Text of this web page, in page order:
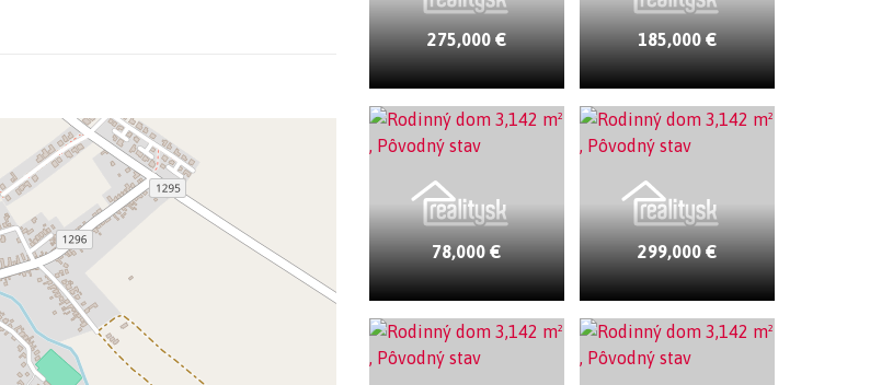
vybavenosťou. Blízkosť Trnavy
obhliadku!
275,000 € 185,000 €
78,000 € 299,000 €